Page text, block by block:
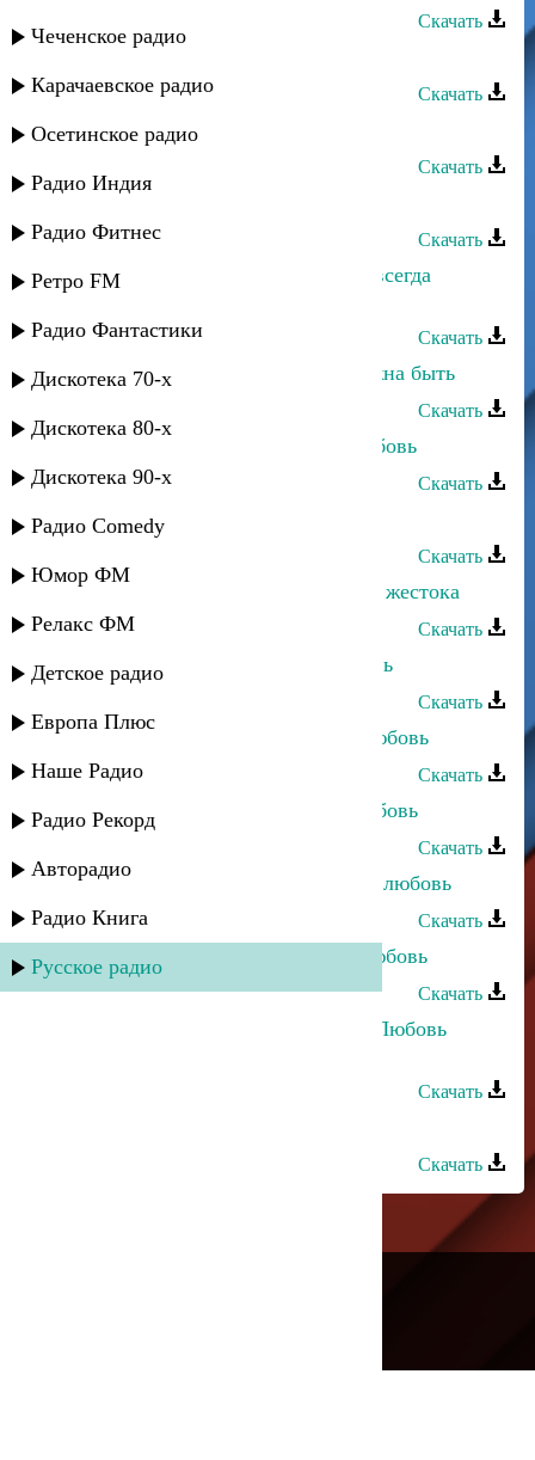
Чеченское радио
Карачаевское радио
Осетинское радио
Радио Индия
Радио Фитнес
Ретро FM
Радио Фантастики
Дискотека 70-х
Дискотека 80-х
Дискотека 90-х
Радио Comedy
Юмор ФМ
Релакс ФМ
Детское радио
Европа Плюс
Наше Радио
Радио Рекорд
Авторадио
Радио Книга
Русское радио
Скачать
Скачать
Солтанат Атаева - Черноглазый
Скачать
Скачать
Умайра Шахбанова - Чтобы была всегда
любовь
Скачать
Мадани Ибрагимов - Любовь должна быть
Скачать
Асадула Бахтанов - Напрасная любовь
Скачать
Салихат Омарова - Моя любовь
Скачать
Влад Разинский - А любовь порой жестока
Скачать
Багавудин Ибрагимов - Моя любовь
Скачать
Багавудин Ибрагимов - Прощай любовь
Скачать
Марианна Курлинская - Права любовь
Скачать
Магомед Аликперов - Потерянная любовь
Скачать
Марианна Курлинская - Первая любовь
Скачать
Хасбулат Рахманов и Марианна - Любовь
Скачать
Скачать